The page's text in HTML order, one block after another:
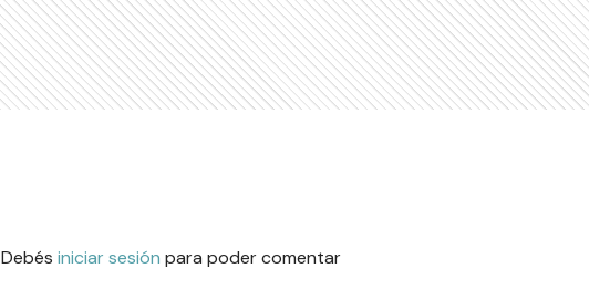
Debés iniciar sesión para poder comentar